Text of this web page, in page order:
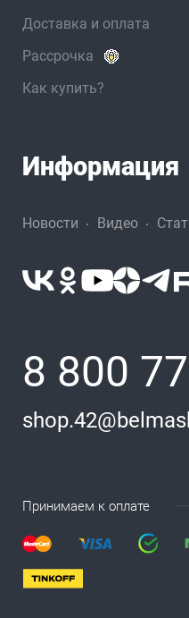
Доставка и оплата
Рассрочка
Как купить?
Информация
Новости Видео
8 800
Принимаем к оплате